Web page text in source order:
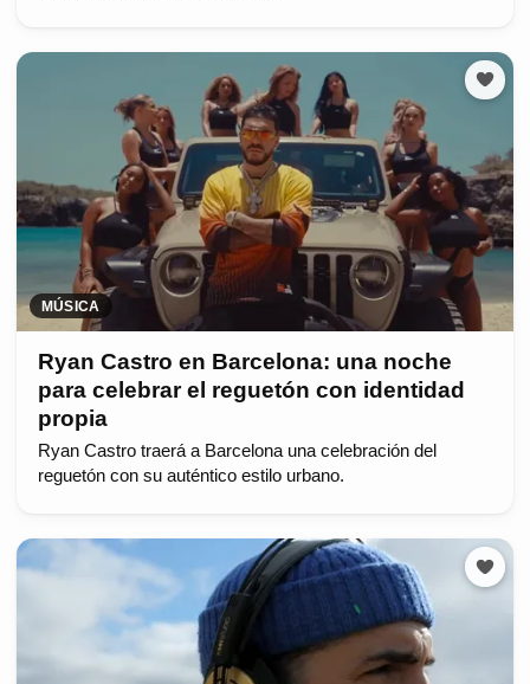
MÚSICA
Ryan Castro en Barcelona: una noche
para celebrar el reguetón con identidad
propia
Ryan Castro traerá a Barcelona una celebración del
reguetón con su auténtico estilo urbano.